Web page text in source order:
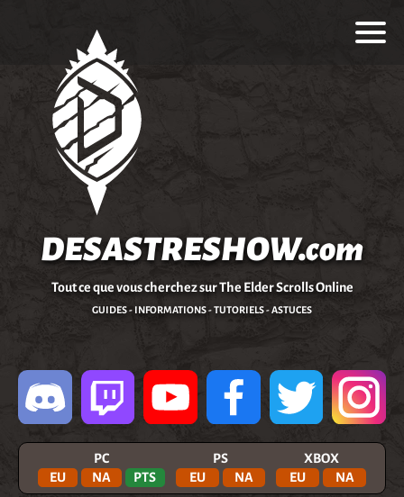
DESASTRESHOW.com
Tout ce que vous cherchez sur The Elder Scrolls Online
GUIDES - INFORMATIONS - TUTORIELS - ASTUCES
PC
EU
NA PTS
PS
EU
NA
XBOX
EU
NA